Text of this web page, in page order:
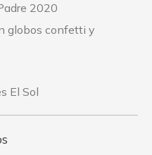
2020
globos confetti y
El Sol